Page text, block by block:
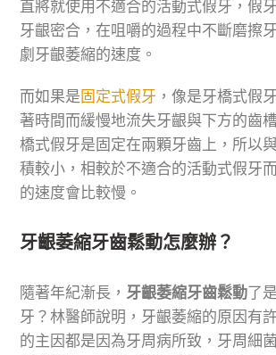
直將就使用不適合的活動式假牙，假
牙齦密合，在咀嚼的過程中不斷磨擦
劇牙齦萎縮的速度。
而如果是 固定式假牙 ，像是牙橋式假
著時間而緩慢地流失牙齦與下方的齒
橋式假牙是固定在兩顆牙齒上，所以
積較小，相較於不適合的活動式假牙
的速度會比較慢。
牙齦萎縮牙齒鬆動怎麼辦？
隨著年紀漸長， 牙齦萎縮牙齒鬆動了
牙？林醫師說明，牙齦萎縮的原因有
的主因都是因為牙周病所致，牙周細